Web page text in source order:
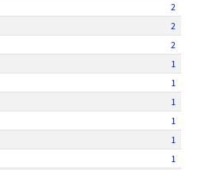
2
2
2
1
1
1
1
1
1